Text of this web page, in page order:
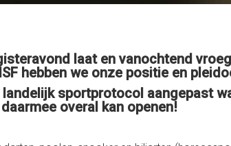
laat en vanochtend
hebben we onze positie en
sportprotocol aangepast
overal kan openen!